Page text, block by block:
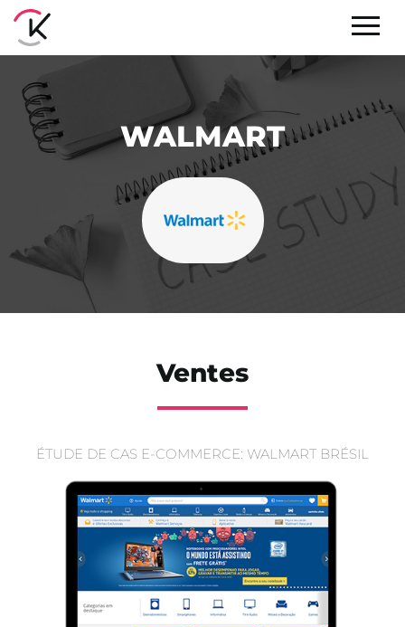
WALMART
Ventes
ÉTUDE DE CAS E-COMMERCE: WALMART BRÉSIL